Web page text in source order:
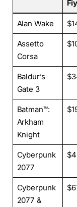
Alan Wake
Assetto
Corsa
Baldur’s
Gate 3
Batman™:
Arkham
Knight
Cyberpunk
2077
Cyberpunk
2077 &